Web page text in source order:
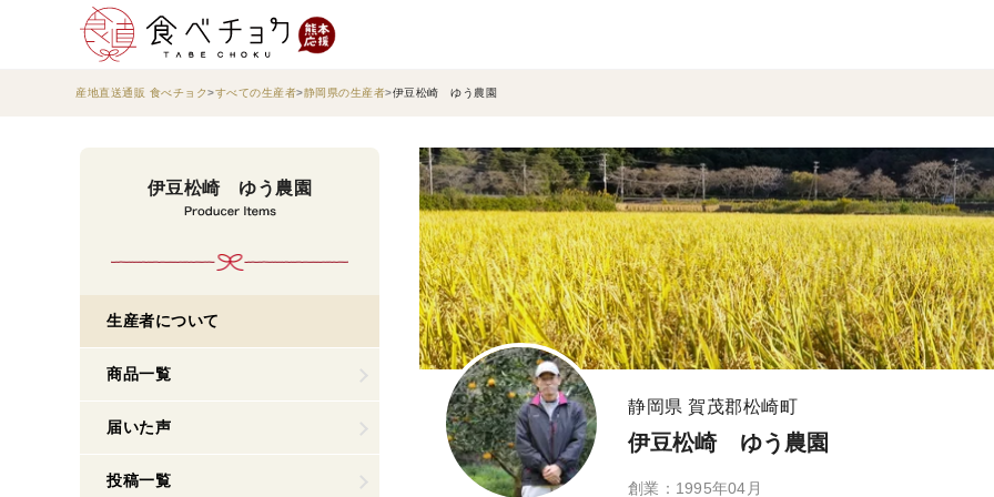
産地直送通販 食べチョク すべての生産者 静岡県の生産者 伊豆松崎 ゆう農園
静岡県 賀茂郡松崎町
伊豆松崎 ゆう農園
創業：1995年04月
伊豆松崎 ゆう農園
生産者について
商品一覧
届いた声
投稿一覧